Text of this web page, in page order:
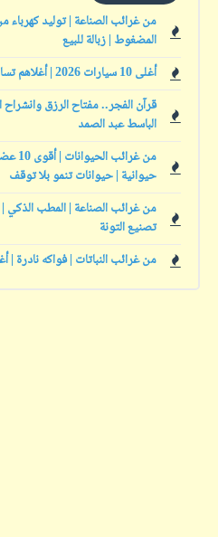
من غرائب الصناعة | توليد كهرباء
المضغوط | زبالة للبيع
أغلى 10 سيارات 2026 | أغلاهم تساوي مليار ونصف جنيه
قرآن الفجر.. مفتاح الرزق
الباسط عبد الصمد
من
حيوانية | حيوانات تنمو بلا توقف
من غرائب الصناعة | المطب الذكي
تصنيع التونة
من غرائب النباتات | فواكه نادرة |